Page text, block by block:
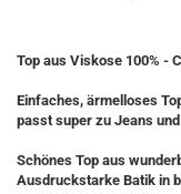
Top aus Viskose 100% -
Einfaches, ärmelloses
passt super zu Jeans
Schönes Top aus
Ausdruckstarke Batik in